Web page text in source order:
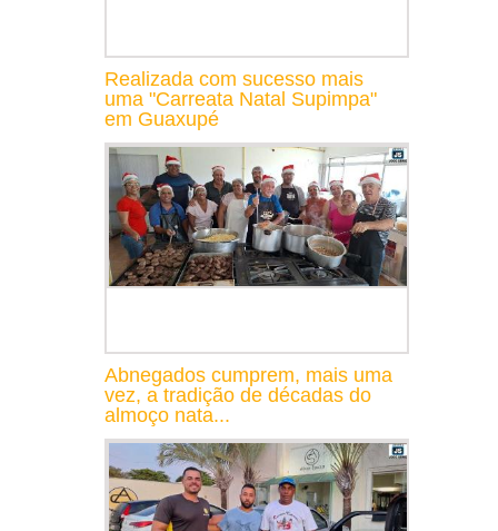
Realizada com sucesso mais
uma "Carreata Natal Supimpa"
em Guaxupé
Abnegados cumprem, mais uma
vez, a tradição de décadas do
almoço nata...